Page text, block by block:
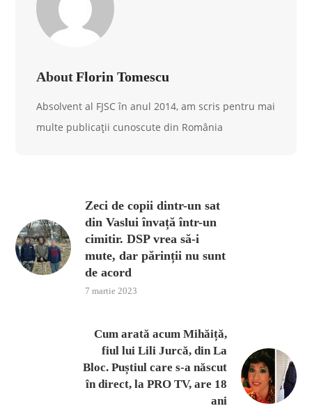
About Florin Tomescu
Absolvent al FJSC în anul 2014, am scris pentru mai
multe publicații cunoscute din România
Zeci de copii dintr-un sat
din Vaslui învață într-un
cimitir. DSP vrea să-i
mute, dar părinții nu sunt
de acord
7 martie 2023
Cum arată acum Mihăiță,
fiul lui Lili Jurcă, din La
Bloc. Puștiul care s-a născut
în direct, la PRO TV, are 18
ani